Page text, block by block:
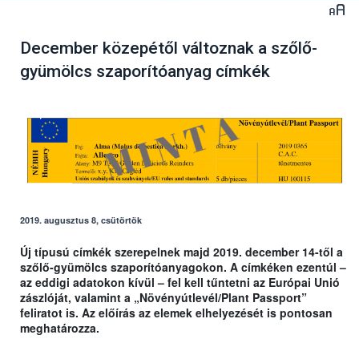
December közepétől változnak a szőlő-
gyümölcs szaporítóanyag címkék
2019. augusztus 8, csütörtök
Új típusú címkék szerepelnek majd 2019. december 14-től a
szőlő-gyümölcs szaporítóanyagokon. A címkéken ezentúl –
az eddigi adatokon kívül – fel kell tűntetni az Európai Unió
zászlóját, valamint a „Növényútlevél/Plant Passport”
feliratot is. Az előírás az elemek elhelyezését is pontosan
meghatározza.